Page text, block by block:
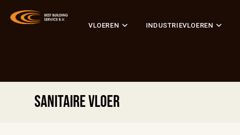
VLOEREN INDUSTRIEVLOEREN
Sanitaire vloer